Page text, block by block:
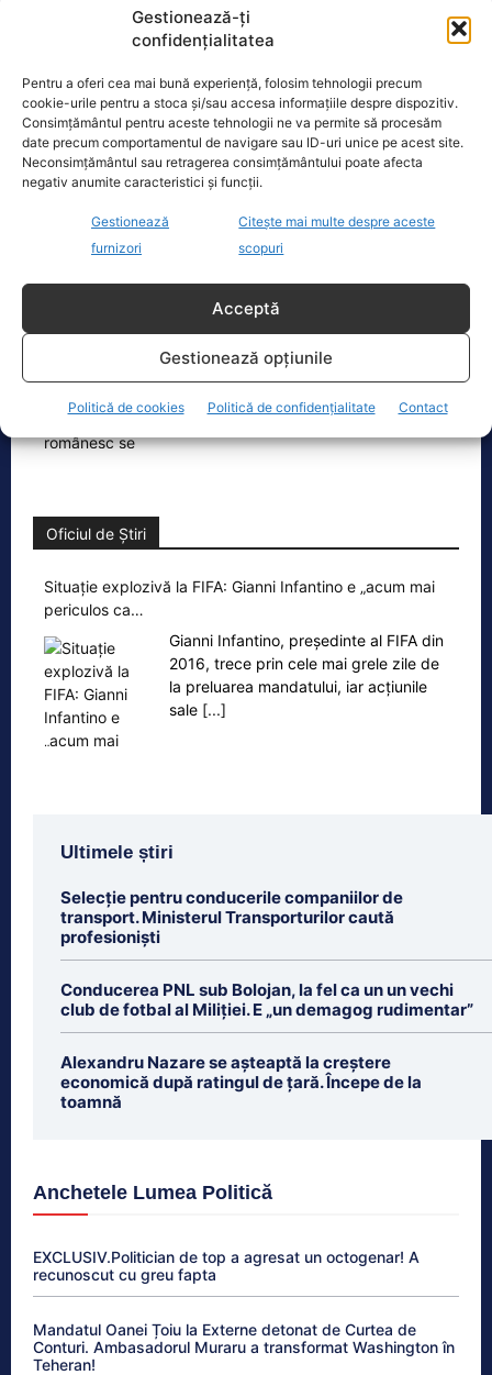
Gestionează-ți
confidențialitatea
Pentru a oferi cea mai bună experiență, folosim tehnologii precum
cookie-urile pentru a stoca și/sau accesa informațiile despre dispozitiv.
Consimțământul pentru aceste tehnologii ne va permite să procesăm
date precum comportamentul de navigare sau ID-uri unice pe acest site.
Neconsimțământul sau retragerea consimțământului poate afecta
negativ anumite caracteristici și funcții.
Gestionează
furnizori
Citește mai multe despre aceste
scopuri
Acceptă
Gestionează opțiunile
Politică de cookies Politică de confidențialitate Contact
Dronă doborâtă de un avion F‑16 în zona
O dronă a fost doborâtă vineri dimineață de un avion
F‑16 al Forțelor Aeriene Române, în zona Padina, în
județul[...]
Ecopolitic
Ingrid Mocanu: „Ce vă spuneam? Modelul
românesc se va generaliza! Nu…
se va generaliza! Nu îți place cine a
câștigat alegerile? Nu iese Macron și ai
[...]
Oficiul de Știri
Situație explozivă la FIFA: Gianni Infantino e „acum mai
periculos ca…
Gianni Infantino, președinte al FIFA din
2016, trece prin cele mai grele zile de
la preluarea mandatului, iar acțiunile
sale [...]
Ultimele știri
Selecție pentru conducerile companiilor de
transport. Ministerul Transporturilor caută
profesioniști
Conducerea PNL sub Bolojan, la fel ca un un vechi
club de fotbal al Miliției. E „un demagog rudimentar”
Alexandru Nazare se așteaptă la creștere
economică după ratingul de țară. Începe de la
toamnă
Anchetele Lumea Politică
EXCLUSIV.Politician de top a agresat un octogenar! A
recunoscut cu greu fapta
Mandatul Oanei Țoiu la Externe detonat de Curtea de
Conturi. Ambasadorul Muraru a transformat Washington în
Teheran!